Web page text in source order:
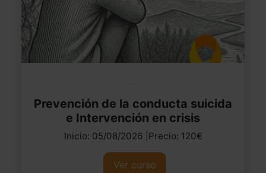
Prevención de la conducta suicida
e Intervención en crisis
Inicio: 05/08/2026 |Precio: 120€
Ver curso